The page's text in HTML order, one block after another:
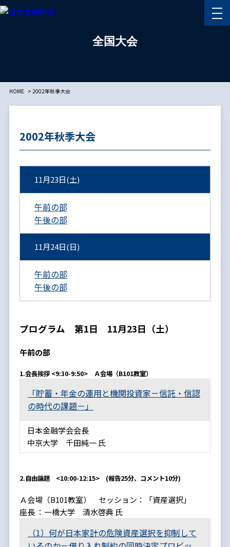
全国大会
HOME 2002年秋季大会
2002年秋季大会
11月23日(土)
午前の部
午後の部
11月24日(日)
午前の部
午後の部
プログラム 第1日 11月23日（土）
午前の部
1.会長挨拶 <9:30-9:50> Ａ会場（B101教室）
「貯蓄・年金の運用と機関投資家－信託・信認
の時代の課題－」
日本金融学会会長
中京大学 千田純一 氏
2.自由論題 <10:00-12:15> (報告25分、コメント10分)
Ａ会場（B101教室） セッション：「資産選択」
座長 ：一橋大学 清水啓典 氏
（1）何が日本家計の危険資産選択を抑制して